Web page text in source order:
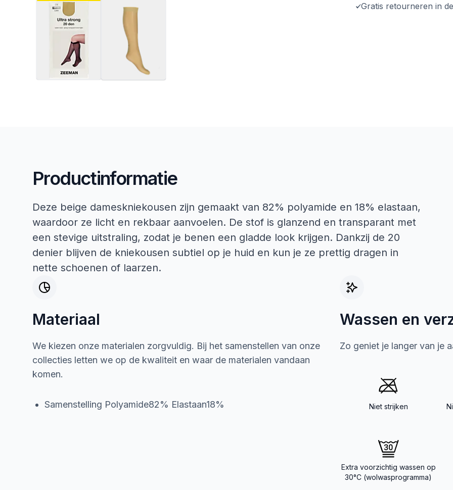
Gratis retourneren in
Productinformatie
Deze beige dameskniekousen zijn gemaakt van 82% polyamide en 18% elastaan,
waardoor ze licht en rekbaar aanvoelen. De stof is glanzend en transparant met
een stevige uitstraling, zodat je benen een gladde look krijgen. Dankzij de 20
denier blijven de kniekousen subtiel op je huid en kun je ze prettig dragen in
nette schoenen of laarzen.
Materiaal
We kiezen onze materialen zorgvuldig. Bij het samenstellen van onze
collecties letten we op de kwaliteit en waar de materialen vandaan
komen.
Samenstelling Polyamide82% Elastaan18%
Wassen en
Zo geniet je langer van je
Niet strijken
Extra voorzichtig wassen op
30°C (wolwasprogramma)